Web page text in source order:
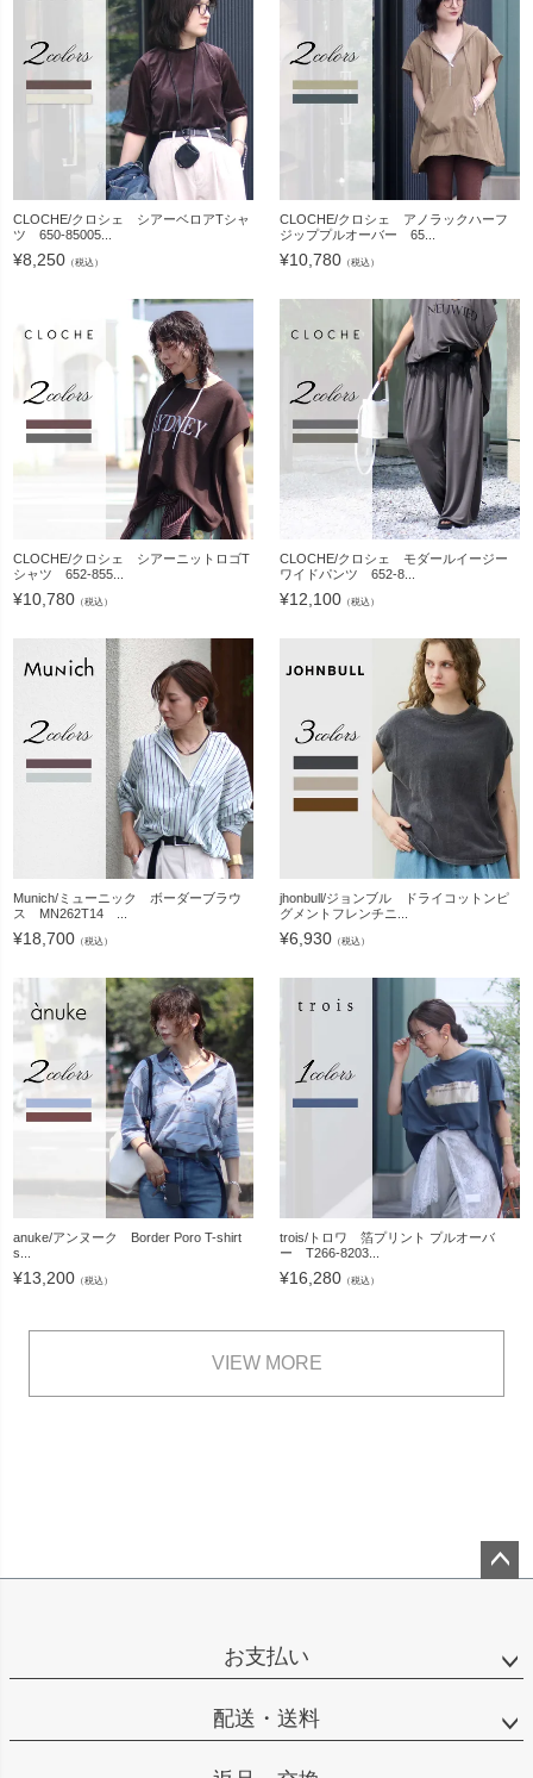
CLOCHE/クロシェ シアーベロアTシャ
ツ 650-85005...
¥8,250 （税込）
CLOCHE/クロシェ アノラックハーフ
ジッププルオーバー 65...
¥10,780 （税込）
CLOCHE/クロシェ シアーニットロゴT
シャツ 652-855...
¥10,780 （税込）
CLOCHE/クロシェ モダールイージー
ワイドパンツ 652-8...
¥12,100 （税込）
Munich/ミューニック ボーダーブラウ
ス MN262T14 ...
¥18,700 （税込）
jhonbull/ジョンブル ドライコットンピ
グメントフレンチニ...
¥6,930 （税込）
anuke/アンヌーク Border Poro T-shirt
s...
¥13,200 （税込）
trois/トロワ 箔プリント プルオーバ
ー T266-8203...
¥16,280 （税込）
VIEW MORE
お支払い
配送・送料